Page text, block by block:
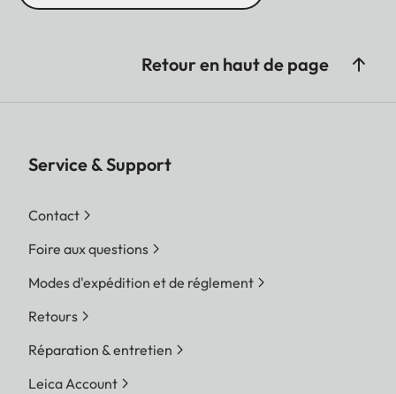
Retour en haut de page
Service & Support
Contact
Foire aux questions
Modes d'expédition et de réglement
Retours
Réparation & entretien
Leica Account